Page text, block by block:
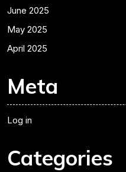
June 2025
May 2025
April 2025
Meta
Log in
Categories